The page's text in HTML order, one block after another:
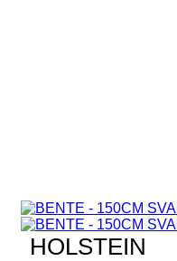
HOLSTEIN